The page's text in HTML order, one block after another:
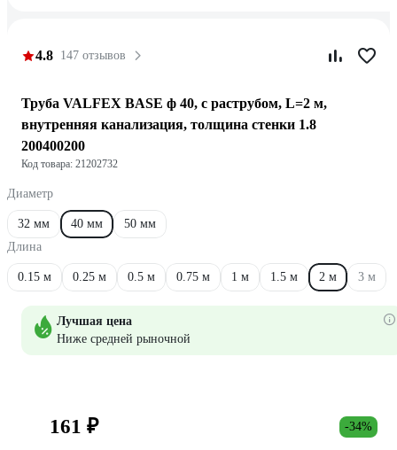
4.8 147 отзывов
Труба VALFEX BASE ф 40, с раструбом, L=2 м,
внутренняя канализация, толщина стенки 1.8
200400200
Код товара: 21202732
Диаметр
32 мм 40 мм
50 мм
Длина
0.15 м 0.25 м 0.5 м 0.75 м 1 м 1.5 м 2 м 3 м
Лучшая цена
Ниже средней рыночной
161 ₽ -34%